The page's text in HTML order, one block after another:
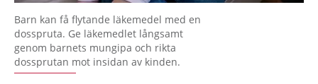
Barn kan få flytande läkemedel med en
dosspruta. Ge läkemedlet långsamt
genom barnets mungipa och rikta
dossprutan mot insidan av kinden.